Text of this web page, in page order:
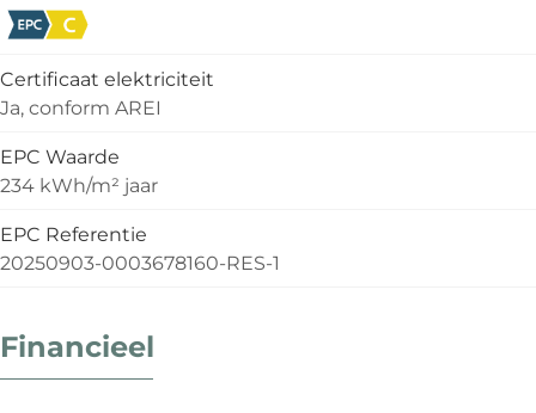
Certificaat elektriciteit
Ja, conform AREI
EPC Waarde
234 kWh/m² jaar
EPC Referentie
20250903-0003678160-RES-1
Financieel